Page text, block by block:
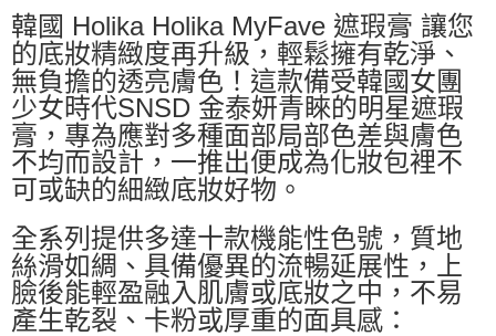
韓國 Holika Holika MyFave 遮瑕膏 讓您
的底妝精緻度再升級，輕鬆擁有乾淨、
無負擔的透亮膚色！這款備受韓國女團
少女時代SNSD 金泰妍青睞的明星遮瑕
膏，專為應對多種面部局部色差與膚色
不均而設計，一推出便成為化妝包裡不
可或缺的細緻底妝好物。
全系列提供多達十款機能性色號，質地
絲滑如綢、具備優異的流暢延展性，上
臉後能輕盈融入肌膚或底妝之中，不易
產生乾裂、卡粉或厚重的面具感：